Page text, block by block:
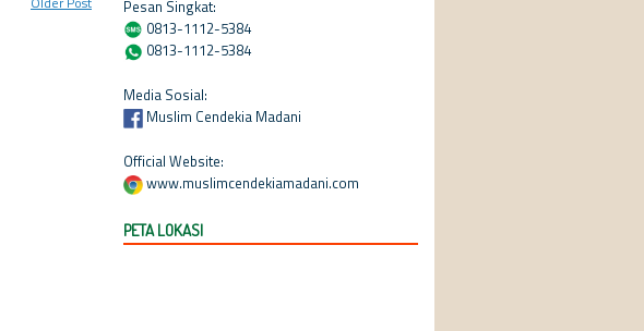
Pesan Singkat:
0813-1112-5384
0813-1112-5384
Media Sosial:
Muslim Cendekia Madani
Official Website:
www.muslimcendekiamadani.com
PETA LOKASI